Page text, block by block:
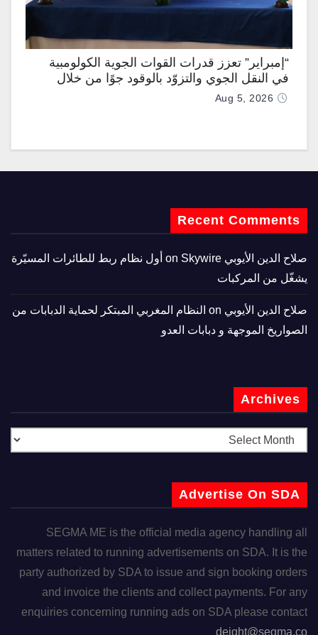
“إمبراير” تعزز قدرات القوات الجوية الكولومبية
في النقل الجوي والتزوّد بالوقود جوًا من خلال
تزويدها بطائرتي “كيه سي-390 ميلينيوم”
Aug 5, 2026
Recent Comments
صلاح الدين الأيوبي
Skywire أول نظام ربط للطائرات المسيّرة
يشغّل من المركبات
صلاح الدين الأيوبي
النظام المغربي المبتكر لحماية الدبابات من
الصواريخ الموجهة و دبابات العدو
Archives
Advertise On SDA
SEGMA ME is the official media agency handling all
matters related to running advertisements on SDA. It is the
party authorized by SDA to issue and sign booking orders
and invoice the clients and collect payments. For any
enquiries concerning running ads on SDA please contact
deight@segma.co